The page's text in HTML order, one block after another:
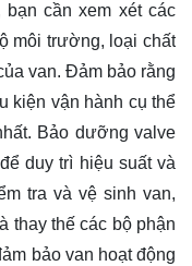
cần xem xét các
môi trường, loại chất
van. Đảm bảo rằng
kiện vận hành cụ thể
Bảo dưỡng valve
duy trì hiệu suất và
tra và vệ sinh van,
thay thế các bộ phận
bảo van hoạt động